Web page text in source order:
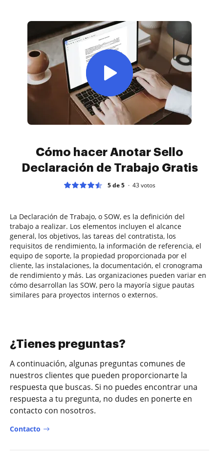
Cómo hacer Anotar Sello
Declaración de Trabajo Gratis
5 de 5 43votos
La Declaración de Trabajo, o SOW, es la definición del
trabajo a realizar. Los elementos incluyen el alcance
general, los objetivos, las tareas del contratista, los
requisitos de rendimiento, la información de referencia, el
equipo de soporte, la propiedad proporcionada por el
cliente, las instalaciones, la documentación, el cronograma
de rendimiento y más. Las organizaciones pueden variar en
cómo desarrollan las SOW, pero la mayoría sigue pautas
similares para proyectos internos o externos.
¿Tienes preguntas?
A continuación, algunas preguntas comunes de
nuestros clientes que pueden proporcionarte la
respuesta que buscas. Si no puedes encontrar una
respuesta a tu pregunta, no dudes en ponerte en
contacto con nosotros.
Contacto